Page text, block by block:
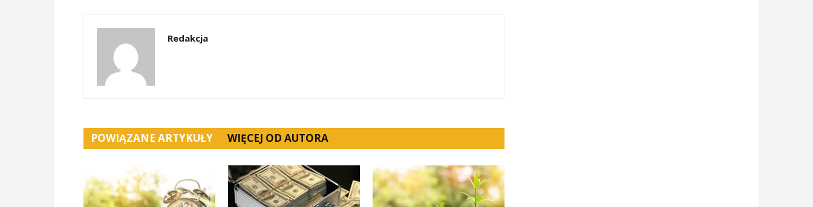
Redakcja
POWIĄZANE ARTYKUŁY WIĘCEJ OD AUTORA